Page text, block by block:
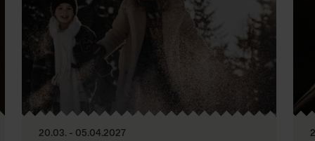
20.03. - 05.04.2027